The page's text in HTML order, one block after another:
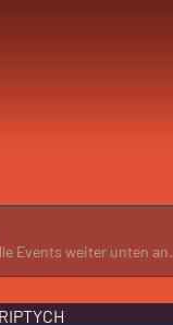
Events weiter unten an.